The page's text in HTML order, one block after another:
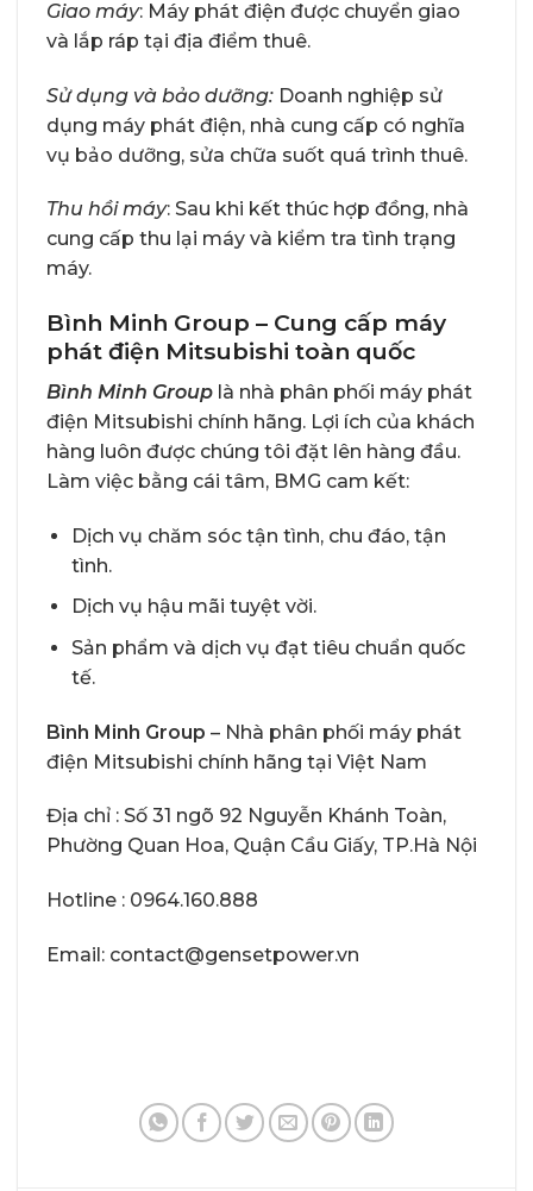
Giao máy: Máy phát điện được chuyển giao
và lắp ráp tại địa điểm thuê.
Sử dụng và bảo dưỡng: Doanh nghiệp sử
dụng máy phát điện, nhà cung cấp có nghĩa
vụ bảo dưỡng, sửa chữa suốt quá trình thuê.
Thu hồi máy: Sau khi kết thúc hợp đồng, nhà
cung cấp thu lại máy và kiểm tra tình trạng
máy.
Bình Minh Group – Cung cấp máy
phát điện Mitsubishi toàn quốc
Bình Minh Group là nhà phân phối máy phát
điện Mitsubishi chính hãng. Lợi ích của khách
hàng luôn được chúng tôi đặt lên hàng đầu.
Làm việc bằng cái tâm, BMG cam kết:
Dịch vụ chăm sóc tận tình, chu đáo, tận
tình.
Dịch vụ hậu mãi tuyệt vời.
Sản phẩm và dịch vụ đạt tiêu chuẩn quốc
tế.
Bình Minh Group – Nhà phân phối máy phát
điện Mitsubishi chính hãng tại Việt Nam
Địa chỉ : Số 31 ngõ 92 Nguyễn Khánh Toàn,
Phường Quan Hoa, Quận Cầu Giấy, TP.Hà Nội
Hotline : 0964.160.888
Email: contact@gensetpower.vn